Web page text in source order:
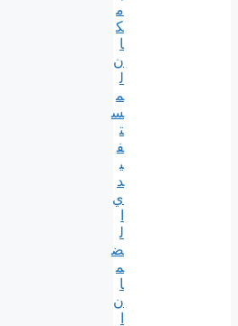
م
ك
ا
ن
ل
م
س
ت
ف
ي
د
ي
ل
ض
م
ا
ن